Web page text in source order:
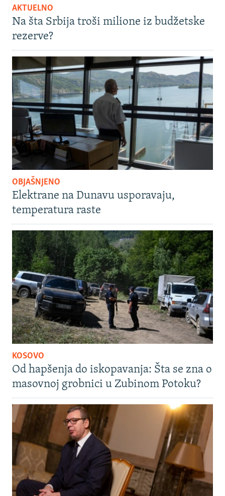
AKTUELNO
Na šta Srbija troši milione iz budžetske
rezerve?
OBJAŠNJENO
Elektrane na Dunavu usporavaju,
temperatura raste
KOSOVO
Od hapšenja do iskopavanja: Šta se zna o
masovnoj grobnici u Zubinom Potoku?